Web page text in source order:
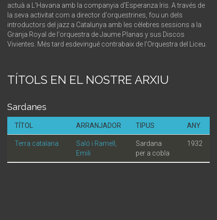
actuà a L'Havana amb la companyia d'Esperanza Iris. A través de
la seva activitat com a director d'orquestrines, fou un dels
introductors del jazz a Catalunya amb les cèlebres sessions a la
Granja Royal de l'orquestra de Jaume Planas y sus Discos
Vivientes. Més tard esdevingué contrabaix de l'Orquestra del Liceu.
TÍTOLS EN EL NOSTRE ARXIU
Sardanes
TÍTOL ARRANJADOR TIPUS ANY
Terra catalana
Saló i Ramell,
Emili
Sardana
per a cobla
1932